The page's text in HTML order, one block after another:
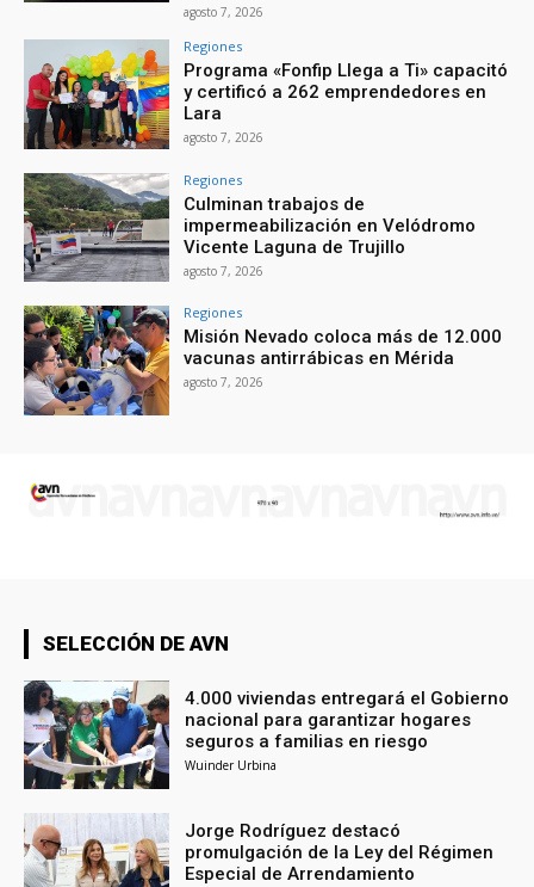
agosto 7, 2026
Regiones
Programa «Fonfip Llega a Ti» capacitó
y certificó a 262 emprendedores en
Lara
agosto 7, 2026
Regiones
Culminan trabajos de
impermeabilización en Velódromo
Vicente Laguna de Trujillo
agosto 7, 2026
Regiones
Misión Nevado coloca más de 12.000
vacunas antirrábicas en Mérida
agosto 7, 2026
SELECCIÓN DE AVN
4.000 viviendas entregará el Gobierno
nacional para garantizar hogares
seguros a familias en riesgo
Wuinder Urbina
Jorge Rodríguez destacó
promulgación de la Ley del Régimen
Especial de Arrendamiento